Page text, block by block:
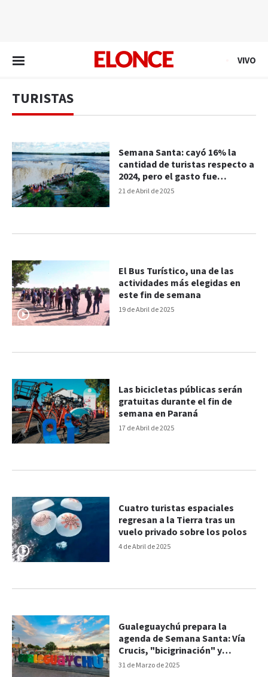
VIVO
TURISTAS
21 de Abril de 2025
Semana Santa: cayó 16% la
cantidad de turistas respecto a
2024, pero el gasto fue
significativo
19 de Abril de 2025
El Bus Turístico, una de las
actividades más elegidas en
este fin de semana
17 de Abril de 2025
Las bicicletas públicas serán
gratuitas durante el fin de
semana en Paraná
4 de Abril de 2025
Cuatro turistas espaciales
regresan a la Tierra tras un
vuelo privado sobre los polos
31 de Marzo de 2025
Gualeguaychú prepara la
agenda de Semana Santa: Vía
Crucis, "bicigrinación" y
"Música frente al río"